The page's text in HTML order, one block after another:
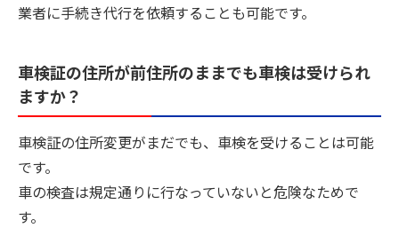
業者に手続き代行を依頼することも可能です。
車検証の住所が前住所のままでも車検は受けられ
ますか？
車検証の住所変更がまだでも、車検を受けることは可能
です。
車の検査は規定通りに行なっていないと危険なためで
す。